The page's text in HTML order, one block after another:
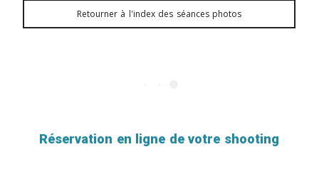
Retourner à l'index des séances photos
Réservation en ligne de votre shooting